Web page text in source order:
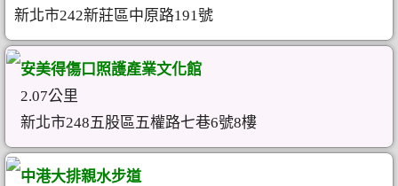
新北市242新莊區中原路191號
安美得傷口照護產業文化館
2.07公里
新北市248五股區五權路七巷6號8樓
中港大排親水步道